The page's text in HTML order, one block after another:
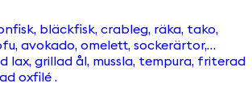
bläckfisk, crableg, räka, tako,
avokado, omelett, sockerärtor,
lax, grillad ål, mussla, tempura, friterad
oxfilé .